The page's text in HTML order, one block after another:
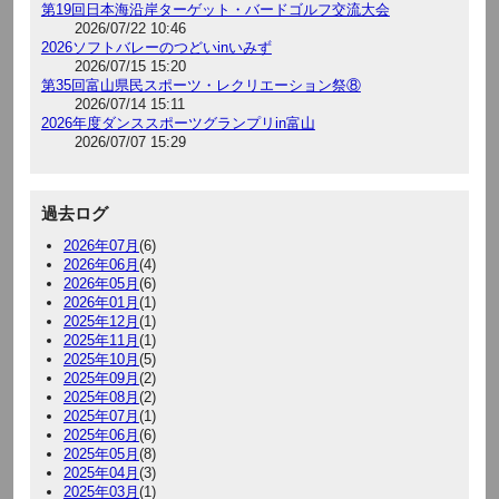
第19回日本海沿岸ターゲット・バードゴルフ交流大会
2026/07/22 10:46
2026ソフトバレーのつどいinいみず
2026/07/15 15:20
第35回富山県民スポーツ・レクリエーション祭⑧
2026/07/14 15:11
2026年度ダンススポーツグランプリin富山
2026/07/07 15:29
過去ログ
2026年07月(6)
2026年06月(4)
2026年05月(6)
2026年01月(1)
2025年12月(1)
2025年11月(1)
2025年10月(5)
2025年09月(2)
2025年08月(2)
2025年07月(1)
2025年06月(6)
2025年05月(8)
2025年04月(3)
2025年03月(1)